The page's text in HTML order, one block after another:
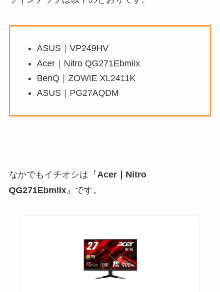
ASUS｜VP249HV
Acer｜Nitro QG271Ebmiix
BenQ｜ZOWIE XL2411K
ASUS｜PG27AQDM
なかでもイチオシは『Acer｜Nitro
QG271Ebmiix』です。